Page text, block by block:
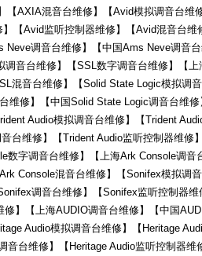
【AXIA混音台维修】【Avid模拟调音台维
【Avid监听控制器维修】【Avid混音台
Neve调音台维修】【中国Ams Neve调音
调音台维修】【SSL数字调音台维修】【
混音台维修】【Solid State Logic模拟调
维修】【中国Solid State Logic调音台维
Audio模拟调音台维修】【Trident
台维修】【Trident Audio监听控制器维修
数字调音台维修】【上海Ark Console调
Console混音台维修】【Sonifex模拟调
调音台维修】【Sonifex监听控制器
】【上海AUDIO调音台维修】【中国
Audio模拟调音台维修】【Heritage
音台维修】【Heritage Audio监听控制器